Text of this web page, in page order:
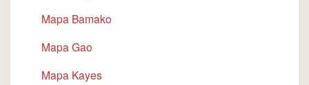
Mapa Bamako
Mapa Gao
Mapa Kayes